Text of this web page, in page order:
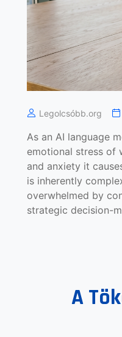
Legolcsóbb.org
As an AI language
emotional stress of
and anxiety it
is inherently
overwhelmed by
strategic decision-
A